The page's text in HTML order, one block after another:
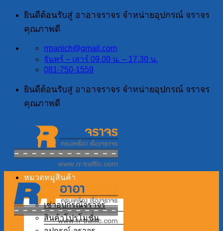
ข้าม
เนื้อหา
ยินดีต้อนรับสู่ อาอาจราจร จำหน่ายอุปกรณ์ จราจร
คุณภาพดี
rrpanich@gmail.com
จันทร์ – เสาร์ 09.00 น. – 17.30 น.
081-750-1559
ยินดีต้อนรับสู่ อาอาจราจร จำหน่ายอุปกรณ์ จราจร
คุณภาพดี
หมวดหมู่สินค้า
เช่าอุปกรณ์จราจร
สินค้าโปรโมชั่น